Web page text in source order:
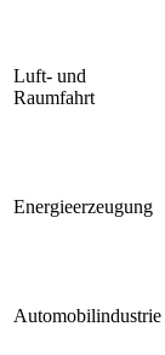
Luft- und
Raumfahrt
Energieerzeugung
Automobilindustrie